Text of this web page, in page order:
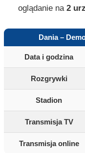
oglądanie na 2
Dania –
Data i godzina
Rozgrywki
Stadion
Transmisja TV
Transmisja online